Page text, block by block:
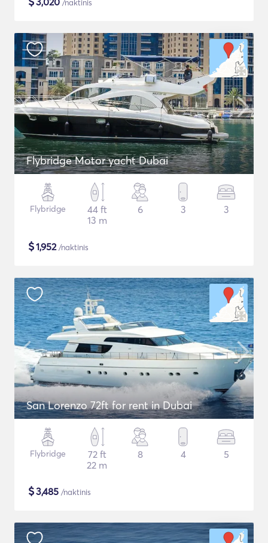
/naktinis
Flybridge Motor yacht Dubai
Flybridge
44 ft
13 m
6 3 3
$1,952/naktinis
San Lorenzo 72ft for rent in Dubai
Flybridge
72 ft
22 m
8 4 5
$3,485 /naktinis